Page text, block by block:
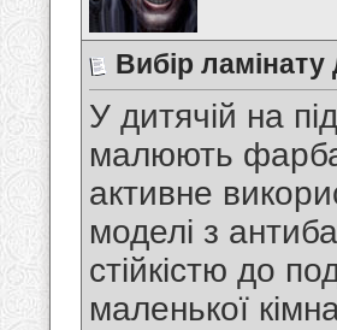
Вибір ламінату
У дитячій на
малюють
активне
моделі з
стійкістю до
маленької